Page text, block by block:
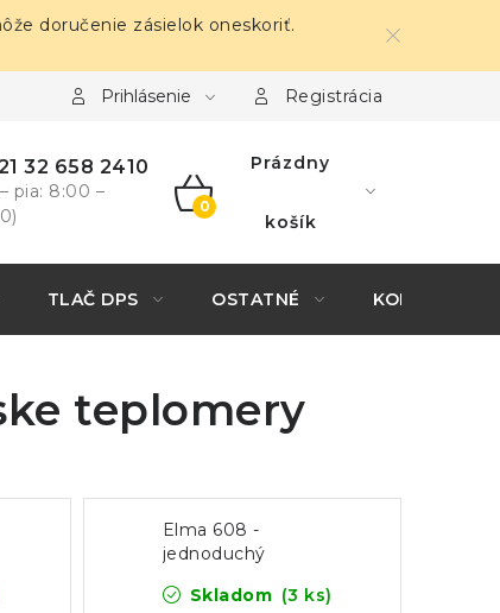
doručenie zásielok oneskoriť.
Prihlásenie Registrácia
32 658 2410
pia: 8:00 –
NÁKUPNÝ
Prázdny
košík
TLAČ DPS OSTATNÉ KONTAKTY
teplomery
Elma 608 -
jednoduchý
teplomer s
Skladom (3 ks)